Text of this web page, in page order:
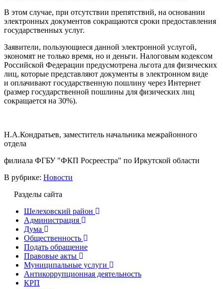
В этом случае, при отсутствии препятствий, на основании
электронных документов сокращаются сроки предоставления
государственных услуг.
Заявители, пользующиеся данной электронной услугой,
экономят не только время, но и деньги. Налоговым кодексом
Российской Федерации предусмотрена льгота для физических
лиц, которые представляют документы в электронном виде
и оплачивают государственную пошлину через Интернет
(размер государственной пошлины для физических лиц
сокращается на 30%).
Н.А.Кондратьев, заместитель начальника межрайонного
отдела
филиала ФГБУ "ФКП Росреестра" по Иркутской области
В рубрике: Новости
Разделы сайта
Шелеховский район
Администрация
Дума
Общественность
Подать обращение
Правовые акты
Муниципальные услуги
Антикоррупционная деятельность
КРП